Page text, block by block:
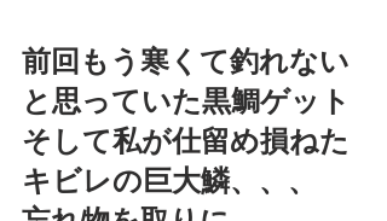
前回もう寒くて釣れない
と思っていた黒鯛ゲット
そして私が仕留め損ねた
キビレの巨大鱗、、、